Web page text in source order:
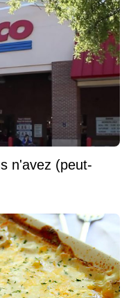
n'avez (peut-